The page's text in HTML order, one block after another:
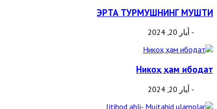
ЭРТА ТУРМУШНИНГ МУШТИ
- أيار 20, 2024
Никоҳ ҳам ибодат
- أيار 20, 2024